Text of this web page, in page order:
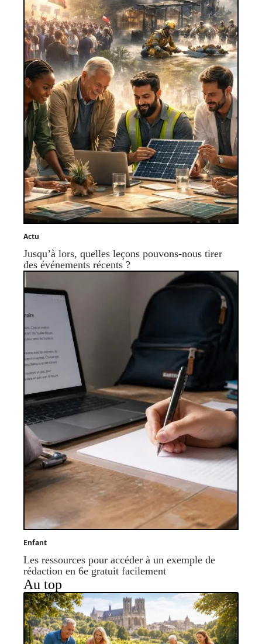
Actu
Jusqu’à lors, quelles leçons pouvons-nous tirer
des événements récents ?
Enfant
Les ressources pour accéder à un exemple de
rédaction en 6e gratuit facilement
Au top